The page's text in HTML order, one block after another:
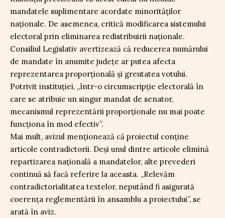
mandatele suplimentare acordate minorităților
naționale. De asemenea, critică modificarea sistemului
electoral prin eliminarea redistribuirii naționale.
Consiliul Legislativ avertizează că reducerea numărului
de mandate în anumite județe ar putea afecta
reprezentarea proporțională și greutatea votului.
Potrivit instituției, „într-o circumscripție electorală în
care se atribuie un singur mandat de senator,
mecanismul reprezentării proporționale nu mai poate
funcționa în mod efectiv”.
Mai mult, avizul menționează că proiectul conține
articole contradictorii. Deși unul dintre articole elimină
repartizarea națională a mandatelor, alte prevederi
continuă să facă referire la aceasta. „Relevăm
contradictorialitatea textelor, neputând fi asigurată
coerența reglementării în ansamblu a proiectului”, se
arată în aviz.